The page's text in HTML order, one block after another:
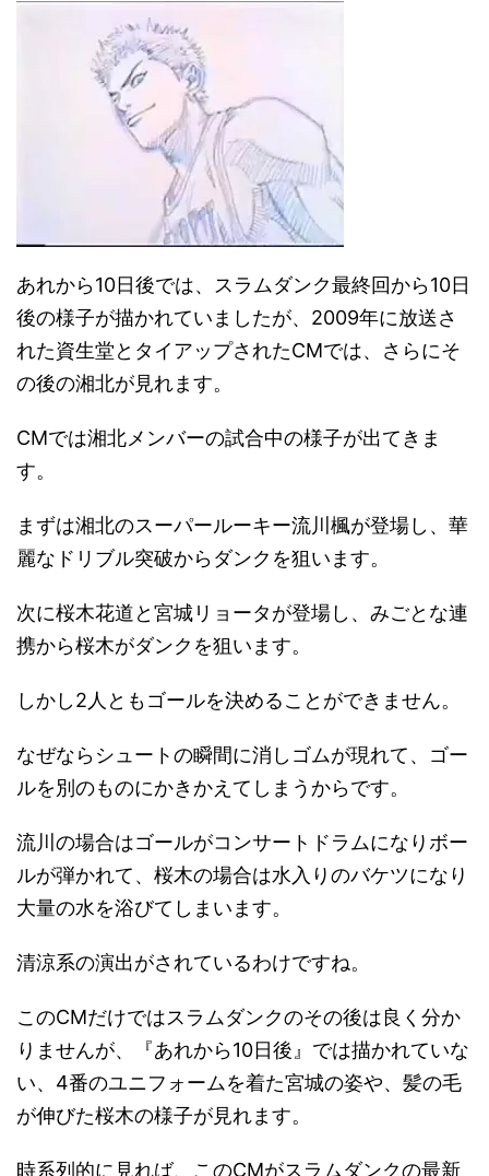
あれから10日後では、スラムダンク最終回から10日
後の様子が描かれていましたが、2009年に放送さ
れた資生堂とタイアップされたCMでは、さらにそ
の後の湘北が見れます。
CMでは湘北メンバーの試合中の様子が出てきま
す。
まずは湘北のスーパールーキー流川楓が登場し、華
麗なドリブル突破からダンクを狙います。
次に桜木花道と宮城リョータが登場し、みごとな連
携から桜木がダンクを狙います。
しかし2人ともゴールを決めることができません。
なぜならシュートの瞬間に消しゴムが現れて、ゴー
ルを別のものにかきかえてしまうからです。
流川の場合はゴールがコンサートドラムになりボー
ルが弾かれて、桜木の場合は水入りのバケツになり
大量の水を浴びてしまいます。
清涼系の演出がされているわけですね。
このCMだけではスラムダンクのその後は良く分か
りませんが、『あれから10日後』では描かれていな
い、4番のユニフォームを着た宮城の姿や、髪の毛
が伸びた桜木の様子が見れます。
時系列的に見れば、このCMがスラムダンクの最新